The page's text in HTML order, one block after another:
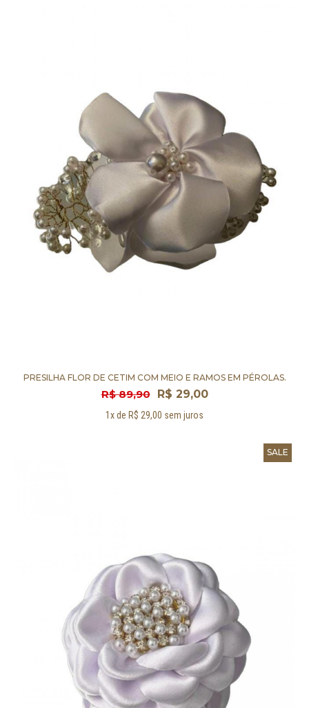
PRESILHA FLOR DE CETIM COM MEIO E RAMOS EM PÉROLAS.
R$ 89,90 R$ 29,00
1x de R$ 29,00 sem juros
SALE